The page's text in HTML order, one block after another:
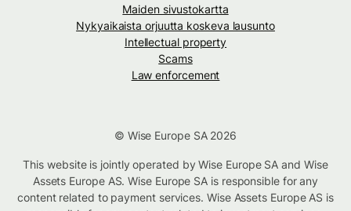
Maiden sivustokartta
Nykyaikaista orjuutta koskeva lausunto
Intellectual property
Scams
Law enforcement
© Wise Europe SA 2026
This website is jointly operated by Wise Europe SA and Wise
Assets Europe AS. Wise Europe SA is responsible for any
content related to payment services. Wise Assets Europe AS is